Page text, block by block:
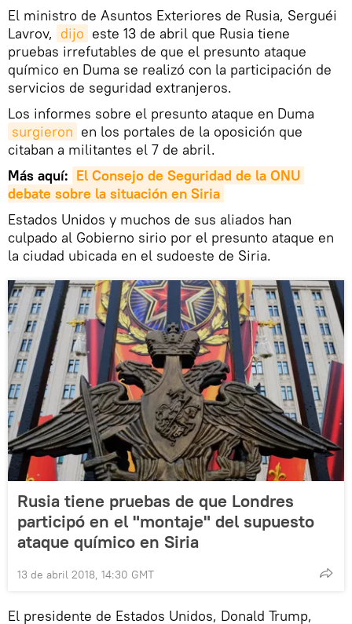
El ministro de Asuntos Exteriores de Rusia, Serguéi
Lavrov, dijo este 13 de abril que Rusia tiene
pruebas irrefutables de que el presunto ataque
químico en Duma se realizó con la participación de
servicios de seguridad extranjeros.
Los informes sobre el presunto ataque en Duma
surgieron en los portales de la oposición que
citaban a militantes el 7 de abril.
Más aquí: El Consejo de Seguridad de la ONU
debate sobre la situación en Siria
Estados Unidos y muchos de sus aliados han
culpado al Gobierno sirio por el presunto ataque en
la ciudad ubicada en el sudoeste de Siria.
Rusia tiene pruebas de que Londres
participó en el "montaje" del supuesto
ataque químico en Siria
13 de abril 2018, 14:30 GMT
El presidente de Estados Unidos, Donald Trump,